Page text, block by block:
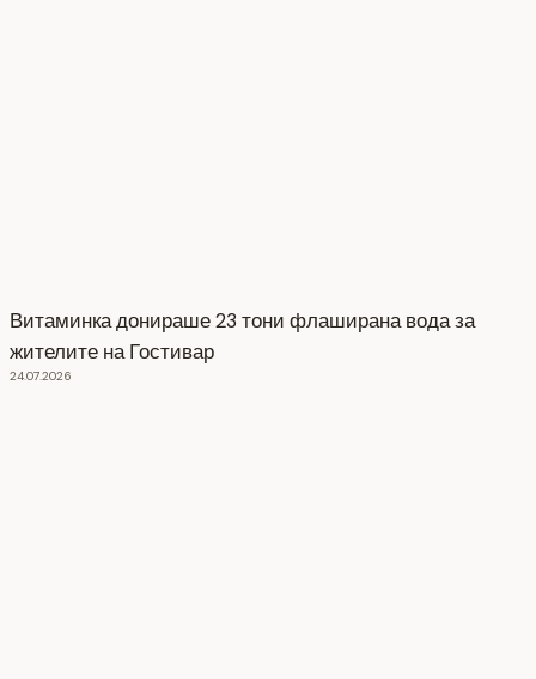
Витаминка донираше 23 тони флаширана вода за
жителите на Гостивар
24.07.2026